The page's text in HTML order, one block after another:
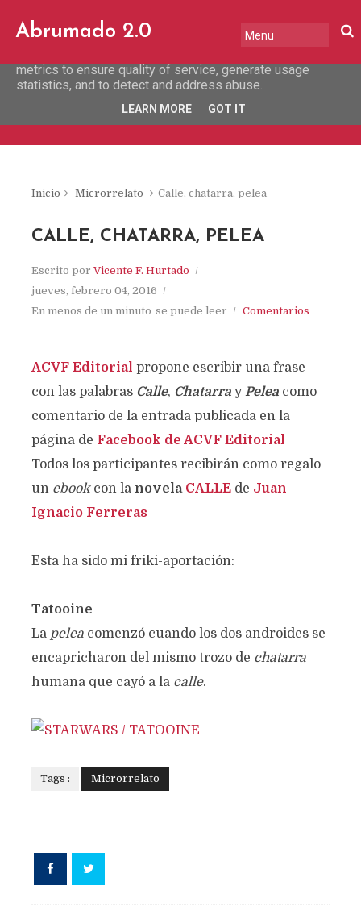
Abrumado 2.0
Inicio Microrrelato Calle, chatarra, pelea
CALLE, CHATARRA, PELEA
Escrito porVicente F. Hurtado
jueves, febrero 04, 2016
En menos de un minuto se puede leer Comentarios
ACVF Editorial propone escribir una frase
con las palabras Calle, Chatarra yPelea como
comentario de la entrada publicada en la
página de Facebook de ACVF Editorial
Todos los participantes recibirán como regalo
un ebookcon la novela CALLE de Juan
Ignacio Ferreras
Esta ha sido mi friki-aportación:
Tatooine
La pelea comenzó cuando los dos androides se
encapricharon del mismo trozo de chatarra
humana que cayó a la calle.
Tags : Microrrelato
This site uses cookies from Google to deliver its services
and to analyze traffic. Your IP address and user-agent are
metrics to ensure quality of service, generate usage
statistics, and to detect and address abuse.
LEARN MORE GOT IT